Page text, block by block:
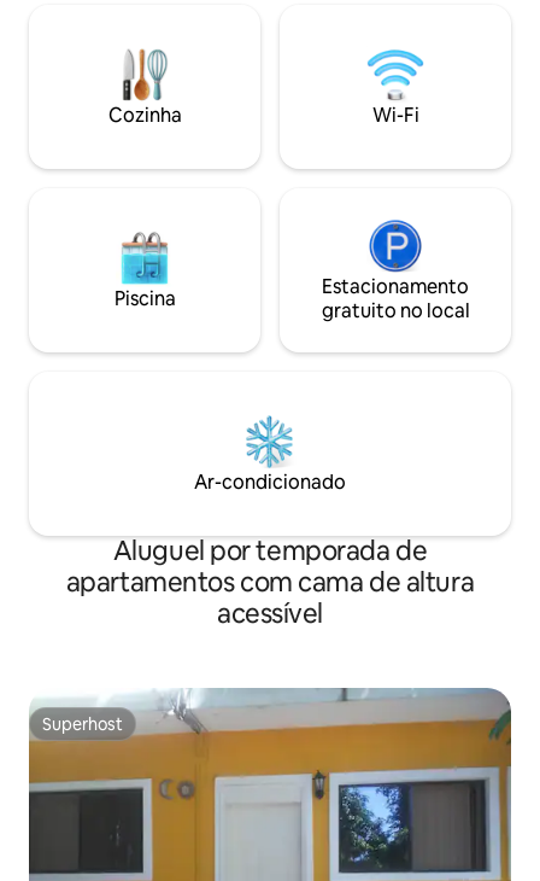
necessária), academia, sala de ioga, área
de massagem (reserva obrigatória,
custo extra) e segurança 24 horas por
dia, 7 dias por semana. Ideal para casais,
dos quartos do
um pouco
devido ao
segundo quarto é
Cozinha Wi-Fi
Piscina
Estacionamento
gratuito no local
Ar-condicionado
Aluguel por temporada de
apartamentos com cama de altura
acessível
Superhost
Superhost